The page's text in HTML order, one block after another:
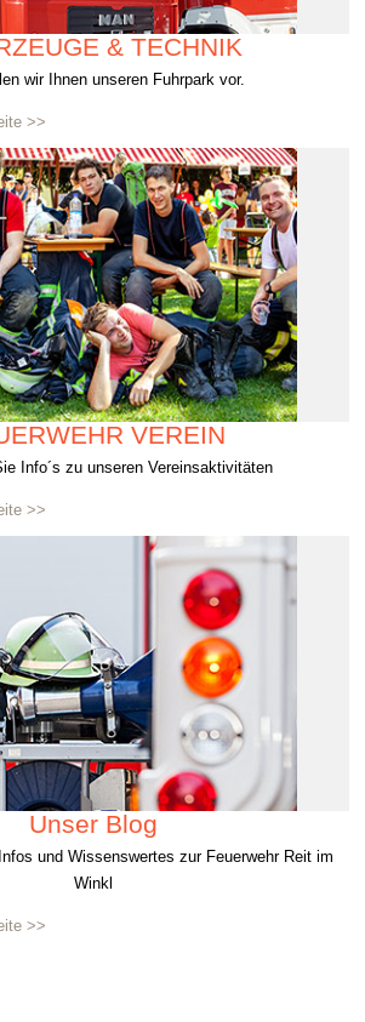
& TECHNIK
wir Ihnen unseren Fuhrpark vor.
>>
VEREIN
Info´s zu unseren Vereinsaktivitäten
>>
Unser Blog
und Wissenswertes zur Feuerwehr Reit im
Winkl
>>